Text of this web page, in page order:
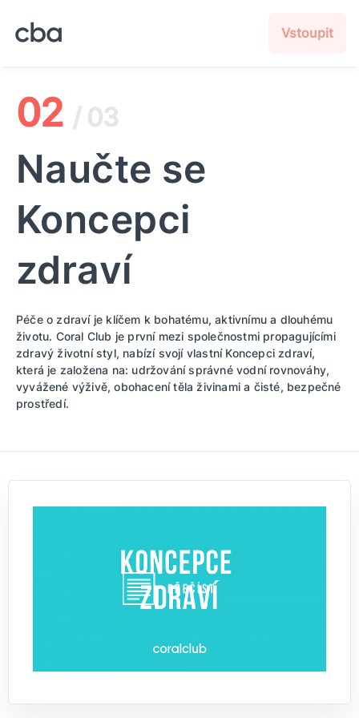
Vstoupit
02 / 03
Naučte se
Koncepci
zdraví
Péče o zdraví je klíčem k bohatému, aktivnímu a dlouhému
životu. Coral Club je první mezi společnostmi propagujícími
zdravý životní styl, nabízí svojí vlastní Koncepci zdraví,
která je založena na: udržování správné vodní rovnováhy,
vyvážené výživě, obohacení těla živinami a čisté, bezpečné
prostředí.